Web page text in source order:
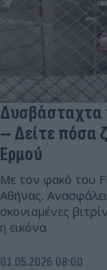
Δυσβάσταχτα
– Δείτε πόσα
Ερμού
Με τον φακό του
Αθήνας.
σκονισμένες
η εικόνα
01.05.2026 08:00